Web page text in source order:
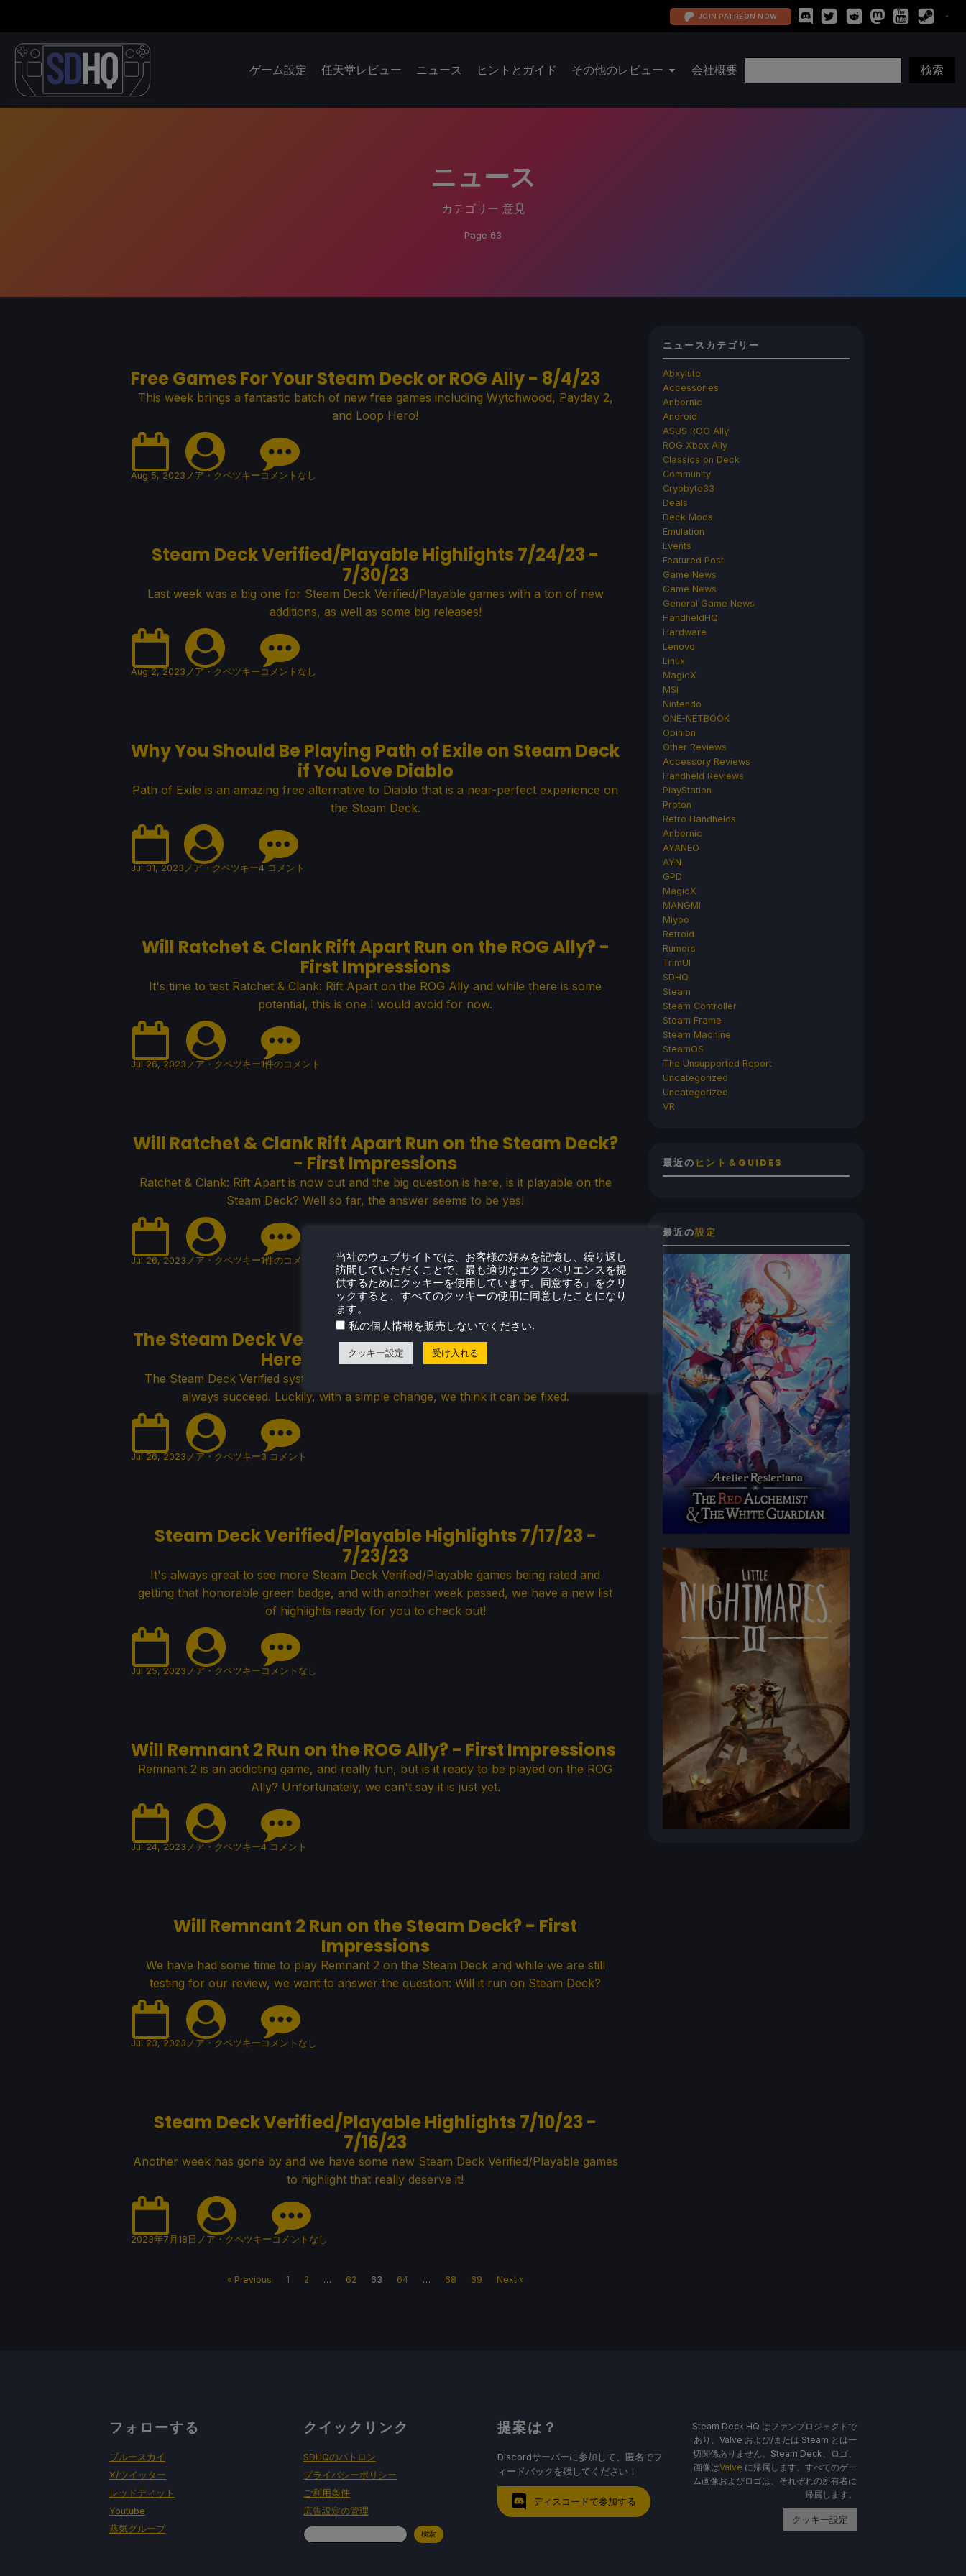
JOIN PATREON NOW
ゲーム設定 任天堂レビュー ニュース ヒントとガイド その他のレビュー 会社概要
ニュース
カテゴリー 意見
Page 63
Free Games For Your Steam Deck or ROG Ally - 8/4/23
This week brings a fantastic batch of new free games including Wytchwood, Payday 2,
and Loop Hero!
Aug 5, 2023 ノア・クペツキー コメントなし
Steam Deck Verified/Playable Highlights 7/24/23 -
7/30/23
Last week was a big one for Steam Deck Verified/Playable games with a ton of new
additions, as well as some big releases!
Aug 2, 2023 ノア・クペツキー コメントなし
Why You Should Be Playing Path of Exile on Steam Deck
if You Love Diablo
Path of Exile is an amazing free alternative to Diablo that is a near-perfect experience on
the Steam Deck.
Jul 31, 2023 ノア・クペツキー4 コメント
Will Ratchet & Clank Rift Apart Run on the ROG Ally? -
First Impressions
It's time to test Ratchet & Clank: Rift Apart on the ROG Ally and while there is some
potential, this is one I would avoid for now.
Jul 26, 2023 ノア・クペツキー1件のコメント
Will Ratchet & Clank Rift Apart Run on the Steam Deck?
- First Impressions
Ratchet & Clank: Rift Apart is now out and the big question is here, is it playable on the
Steam Deck? Well so far, the answer seems to be yes!
Jul 26, 2023 ノア・クペツキー1件のコメント
The Steam Deck Verified System Needs to Change and
Here's How it Can Be Fixed
The Steam Deck Verified system has a great idea baked in there, but sadly, it doesn't
always succeed. Luckily, with a simple change, we think it can be fixed.
Jul 26, 2023 ノア・クペツキー3 コメント
Steam Deck Verified/Playable Highlights 7/17/23 -
7/23/23
It's always great to see more Steam Deck Verified/Playable games being rated and
getting that honorable green badge, and with another week passed, we have a new list
of highlights ready for you to check out!
Jul 25, 2023 ノア・クペツキー コメントなし
Will Remnant 2 Run on the ROG Ally? - First Impressions
Remnant 2 is an addicting game, and really fun, but is it ready to be played on the ROG
Ally? Unfortunately, we can't say it is just yet.
Jul 24, 2023 ノア・クペツキー4 コメント
Will Remnant 2 Run on the Steam Deck? - First
Impressions
We have had some time to play Remnant 2 on the Steam Deck and while we are still
testing for our review, we want to answer the question: Will it run on Steam Deck?
Jul 23, 2023 ノア・クペツキー コメントなし
Steam Deck Verified/Playable Highlights 7/10/23 -
7/16/23
Another week has gone by and we have some new Steam Deck Verified/Playable games
to highlight that really deserve it!
2023年7月18日 ノア・クペツキー コメントなし
« Previous 1 2 … 62 63 64 … 68 69 Next »
ニュースカテゴリー
Abxylute
Accessories
Anbernic
Android
ASUS ROG Ally
ROG Xbox Ally
Classics on Deck
Community
Cryobyte33
Deals
Deck Mods
Emulation
Events
Featured Post
Game News
Game News
General Game News
HandheldHQ
Hardware
Lenovo
Linux
MagicX
MSI
Nintendo
ONE-NETBOOK
Opinion
Other Reviews
Accessory Reviews
Handheld Reviews
PlayStation
Proton
Retro Handhelds
Anbernic
AYANEO
AYN
GPD
MagicX
MANGMI
Miyoo
Retroid
Rumors
TrimUI
SDHQ
Steam
Steam Controller
Steam Frame
Steam Machine
SteamOS
The Unsupported Report
Uncategorized
Uncategorized
VR
最近の ヒント＆GUIDES
最近の設定
フォローする
ブルースカイ
X/ツイッター
レッドディット
Youtube
蒸気グループ
クイックリンク
SDHQのパトロン
プライバシーポリシー
ご利用条件
広告設定の管理
提案は？
Discordサーバーに参加して、匿名でフ
ィードバックを残してください！
ディスコードで参加する
Steam Deck HQ はファンプロジェクトで
あり、Valve および/または Steam とは一
切関係ありません。Steam Deck、ロゴ、
画像はValve に帰属します。すべてのゲー
ム画像およびロゴは、それぞれの所有者に
帰属します。
クッキー設定
当社のウェブサイトでは、お客様の好みを記憶し、繰り返し
訪問していただくことで、最も適切なエクスペリエンスを提
供するためにクッキーを使用しています。同意する」をクリ
ックすると、すべてのクッキーの使用に同意したことになり
ます。
私の個人情報を販売しないでください.
クッキー設定 受け入れる